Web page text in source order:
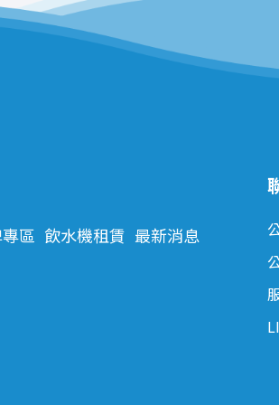
區 飲水機租賃 最新消息